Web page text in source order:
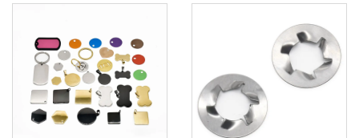
Gravierter Hunde-ID-
reflektierenden
Marmor Augen